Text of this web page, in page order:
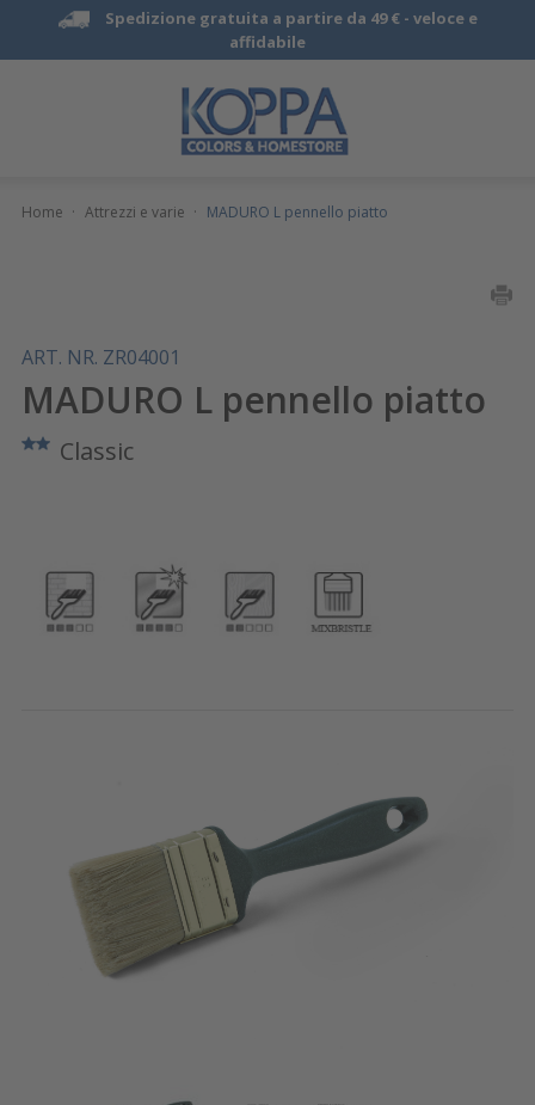
Spedizione gratuita a partire da 49 € - veloce e
affidabile
Home · Attrezzi e varie · MADURO L pennello piatto
ART. NR. ZR04001
MADURO L pennello piatto
Classic